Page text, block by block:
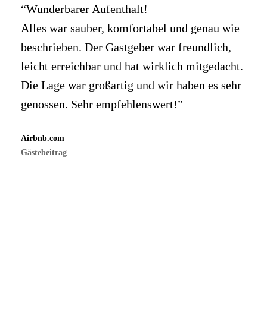
“Wunderbarer Aufenthalt!
Alles war sauber, komfortabel und genau wie
beschrieben. Der Gastgeber war freundlich,
leicht erreichbar und hat wirklich mitgedacht.
Die Lage war großartig und wir haben es sehr
genossen. Sehr empfehlenswert!”
Airbnb.com
Gästebeitrag